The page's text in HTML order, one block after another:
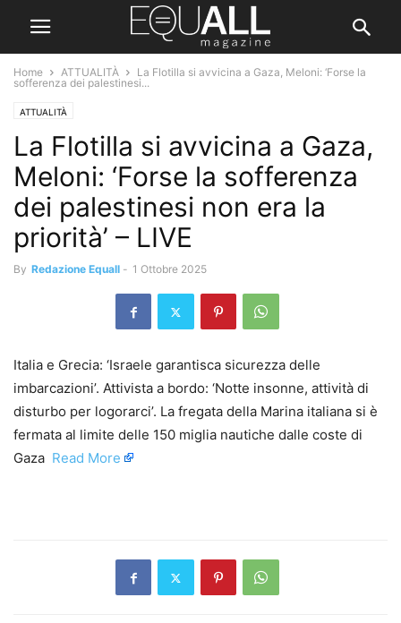
Home ATTUALITÀ
La Flotilla si avvicina a Gaza, Meloni: ‘Forse la
sofferenza dei palestinesi...
ATTUALITÀ
La Flotilla si avvicina a Gaza,
Meloni: ‘Forse la sofferenza
dei palestinesi non era la
priorità’ – LIVE
By Redazione Equall - 1 Ottobre 2025
Italia e Grecia: ‘Israele garantisca sicurezza delle
imbarcazioni’. Attivista a bordo: ‘Notte insonne, attività di
disturbo per logorarci’. La fregata della Marina italiana si è
fermata al limite delle 150 miglia nautiche dalle coste di
Gaza ​ Read More